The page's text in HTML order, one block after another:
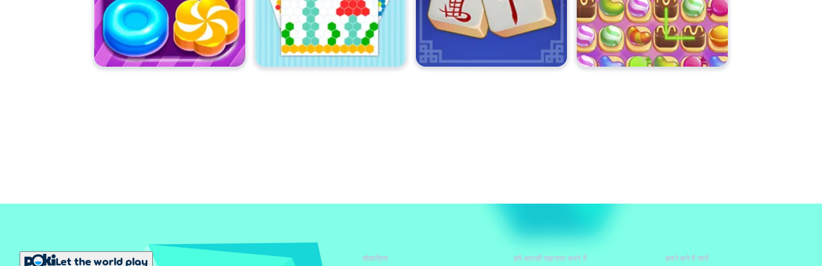
Let the world play लोकप्रिय हमें आपकी सहायता करने दें हमारे बारे में जानें